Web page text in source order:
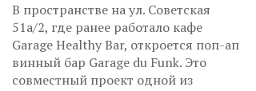
В пространстве на ул. Советская
51а/2, где ранее работало кафе
Garage Healthy Bar, откроется поп-ап
винный бар Garage du Funk. Это
совместный проект одной из